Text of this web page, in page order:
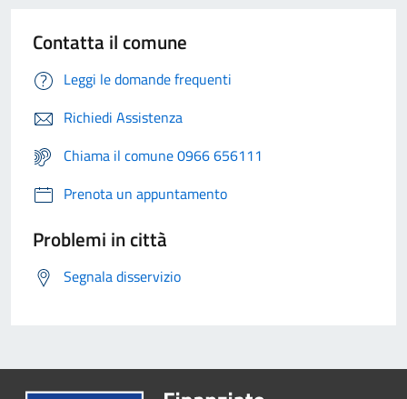
Contatta il comune
Leggi le domande frequenti
Richiedi Assistenza
Chiama il comune 0966 656111
Prenota un appuntamento
Problemi in città
Segnala disservizio